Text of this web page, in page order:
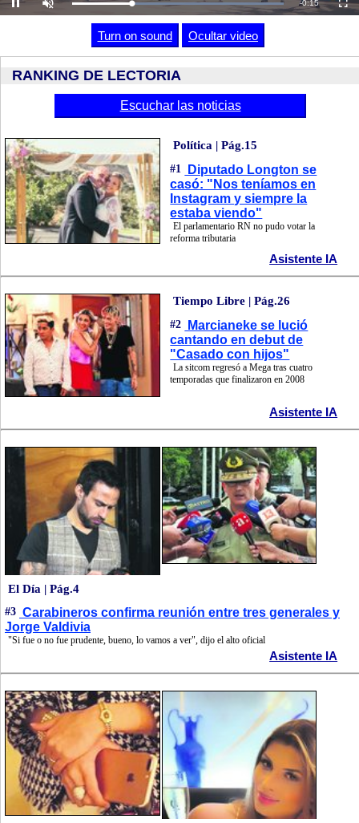
Unmute Cargado:
100.00%
Turn on sound Ocultar video
RANKING DE LECTORIA
Escuchar las noticias
Política | Pág.15
#1
Diputado Longton se
casó: "Nos teníamos en
Instagram y siempre la
estaba viendo"
El parlamentario RN no pudo votar la
reforma tributaria
Asistente IA
Tiempo Libre | Pág.26
#2
Marcianeke se lució
cantando en debut de
"Casado con hijos"
La sitcom regresó a Mega tras cuatro
temporadas que finalizaron en 2008
Asistente IA
El Día | Pág.4
#3 Carabineros confirma reunión entre tres generales y
Jorge Valdivia
"Si fue o no fue prudente, bueno, lo vamos a ver", dijo el alto oficial
Asistente IA